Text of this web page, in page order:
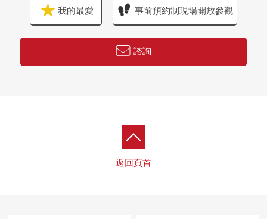
我的最愛 事前預約制現場開放參觀
諮詢
返回頁首